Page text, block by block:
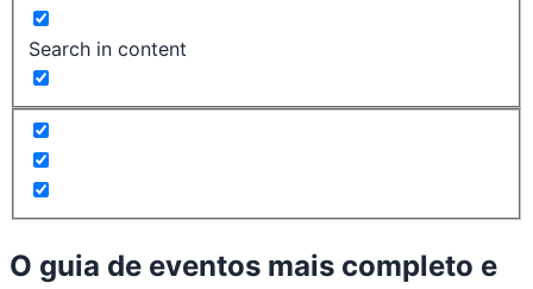
Search in content
O guia de eventos mais completo e